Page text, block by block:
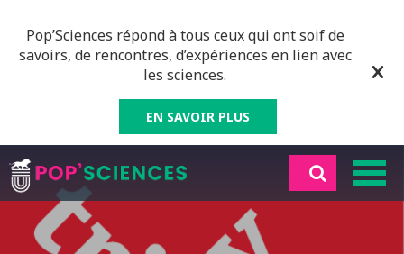
Pop’Sciences répond à tous ceux qui ont soif de
savoirs, de rencontres, d’expériences en lien avec
les sciences.
EN SAVOIR PLUS